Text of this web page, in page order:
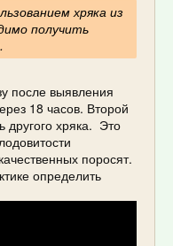
хряка из
получить
после выявления
18 часов. Второй
другого хряка. Это
поросят.
определить